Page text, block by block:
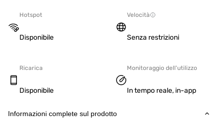
Hotspot
Disponibile
Velocità
Senza restrizioni
Ricarica
Disponibile
Monitoraggio dell'utilizzo
In tempo reale, in-app
Informazioni complete sul prodotto